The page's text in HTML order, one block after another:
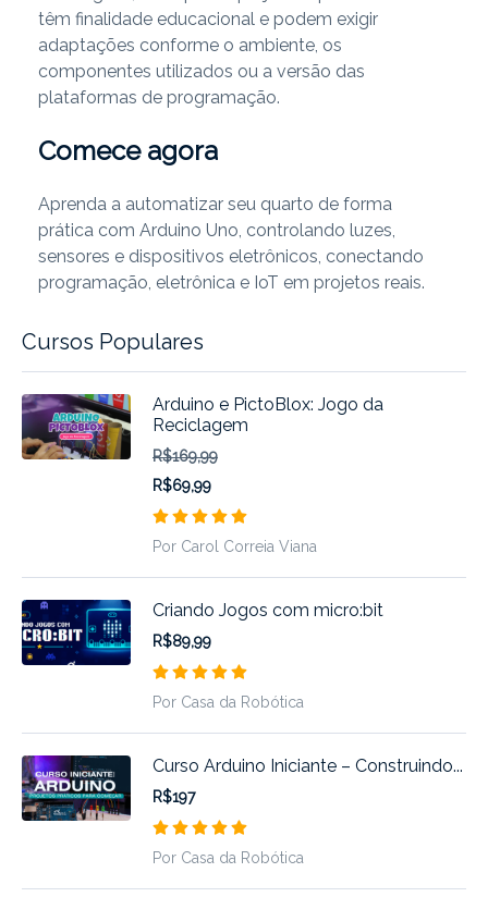
têm finalidade educacional e podem exigir
adaptações conforme o ambiente, os
componentes utilizados ou a versão das
plataformas de programação.
Comece agora
Aprenda a automatizar seu quarto de forma
prática com Arduino Uno, controlando luzes,
sensores e dispositivos eletrônicos, conectando
programação, eletrônica e IoT em projetos reais.
Cursos Populares
Arduino e PictoBlox: Jogo da
Reciclagem
R$169,99
R$69,99
Por Carol Correia Viana
Criando Jogos com micro:bit
R$89,99
Por Casa da Robótica
Curso Arduino Iniciante – Construindo...
R$197
Por Casa da Robótica